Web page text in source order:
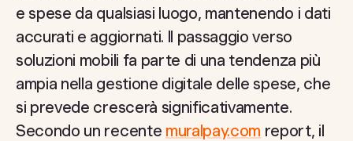
e spese da qualsiasi luogo, mantenendo i dati
accurati e aggiornati. Il passaggio verso
soluzioni mobili fa parte di una tendenza più
ampia nella gestione digitale delle spese, che
si prevede crescerà significativamente.
Secondo un recente muralpay.com report, il